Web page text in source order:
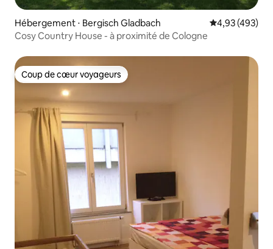
Hébergement ⋅ Bergisch Gladbach Évaluation
4,93 (493)
Cosy Country House - à proximité de Cologne
Coup de cœur voyageurs
Coup de cœur voyageurs